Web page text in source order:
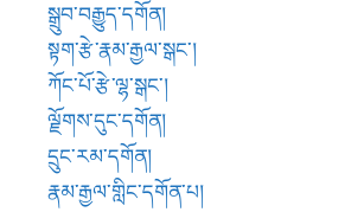
ཁྲ་རིལ་དགོན།
ཡུལ་དབང་མདོ་ཆེན་དགེ་དགོན།
ནང་ཆེན་ཟླ་དགོན།
འབྲི་གུང་བཀའ་བརྒྱུད་ཤར་བཀྲ་ཤིས་ལྗོངས་དགོན།
ཚ་བ་ཡེ་ཆེན་ཁྲིབ་ལུང་རི་ཁྲོད།
ཚ་བ་ཡེ་ཆེན་དགོན།